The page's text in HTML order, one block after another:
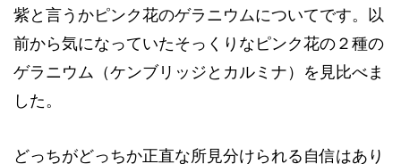
紫と言うかピンク花のゲラニウムについてです。以
前から気になっていたそっくりなピンク花の２種の
ゲラニウム（ケンブリッジとカルミナ）を見比べま
した。
どっちがどっちか正直な所見分けられる自信はあり